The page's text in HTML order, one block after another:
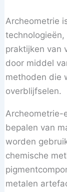
Archeometrie
praktijken van
door middel
methoden die
overblijfselen.
Archeometrie-
bepalen van
worden
chemische
metalen